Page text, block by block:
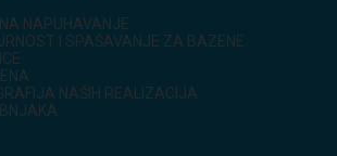
NAPUHAVANJE
I SPAŠAVANJE ZA BAZENE
NAŠIH REALIZACIJA